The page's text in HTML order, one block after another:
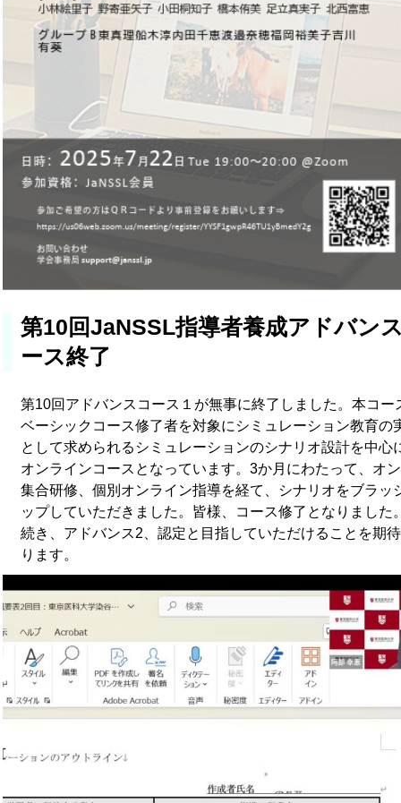
第10回JaNSSL指導者養成アドバン
ース終了
第10回アドバンスコース１が無事に終了しました。本コー
ベーシックコース修了者を対象にシミュレーション教育の
として求められるシミュレーションのシナリオ設計を中心
オンラインコースとなっています。3か月にわたって、オ
集合研修、個別オンライン指導を経て、シナリオをブラッ
ップしていただきました。皆様、コース修了となりました
続き、アドバンス2、認定と目指していただけることを期
ります。